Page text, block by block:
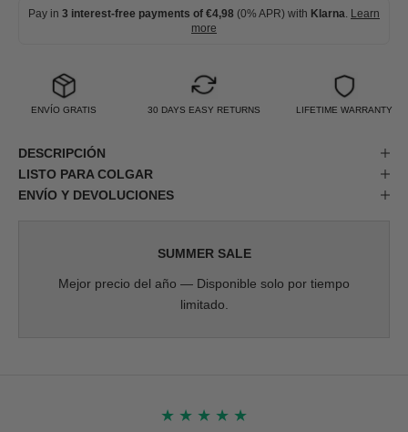
Pay in 3 interest-free payments of €4,98 (0% APR) with Klarna. Learn
more
ENVÍO GRATIS 30 DAYS EASY RETURNS LIFETIME WARRANTY
DESCRIPCIÓN
LISTO PARA COLGAR
ENVÍO Y DEVOLUCIONES
SUMMER SALE
Mejor precio del año — Disponible solo por tiempo
limitado.
★ ★ ★ ★ ★